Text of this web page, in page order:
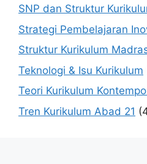
SNP dan Struktur
Strategi Pembelajaran
Struktur Kurikulum
Teknologi & Isu Kurikulum
Teori Kurikulum
Tren Kurikulum Abad 21